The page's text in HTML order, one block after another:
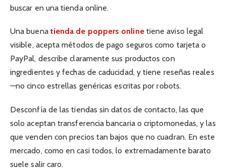
buscar en una tienda online.
Una buena tienda de poppers onlinetiene aviso legal
visible, acepta métodos de pago seguros como tarjeta o
PayPal, describe claramente sus productos con
ingredientes y fechas de caducidad, y tiene reseñas reales
—no cinco estrellas genéricas escritas por robots.
Desconfía de las tiendas sin datos de contacto, las que
solo aceptan transferencia bancaria o criptomonedas, y las
que venden con precios tan bajos que no cuadran. En este
mercado, como en casi todos, lo extremadamente barato
suele salir caro.